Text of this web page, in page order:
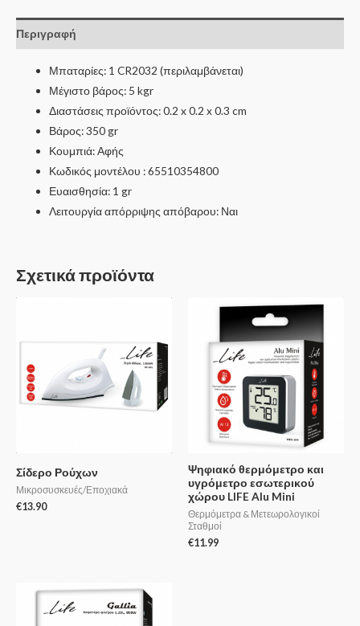
Περιγραφή
Μπαταρίες: 1 CR2032 (περιλαμβάνεται)
Μέγιστο βάρος: 5 kgr
Διαστάσεις προϊόντος:0.2 x 0.2 x 0.3 cm
Βάρος: 350 gr
Κουμπιά: Αφής
Κωδικός μοντέλου :65510354800
Ευαισθησία: 1 gr
Λειτουργία απόρριψης απόβαρου: Ναι
Σχετικά προϊόντα
Σίδερο Ρούχων
Μικροσυσκευές/Εποχιακά
€13.90
Ψηφιακό θερμόμετρο και
υγρόμετρο εσωτερικού
χώρου LIFE Alu Mini
Θερμόμετρα & Μετεωρολογικοί
Σταθμοί
€11.99